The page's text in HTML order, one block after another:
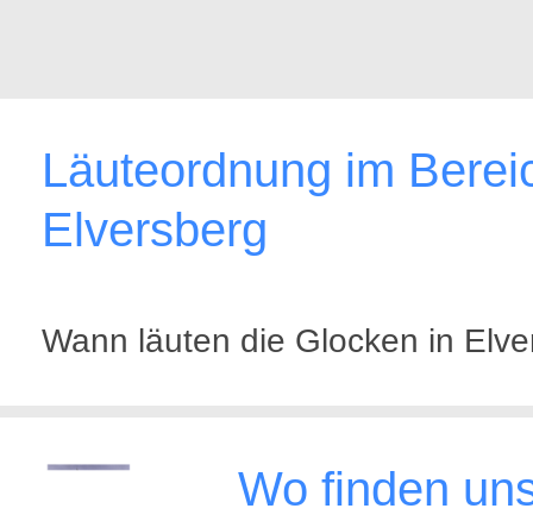
Läuteordnung im
Elversberg
Wann läuten die Glocken in
Wo finden